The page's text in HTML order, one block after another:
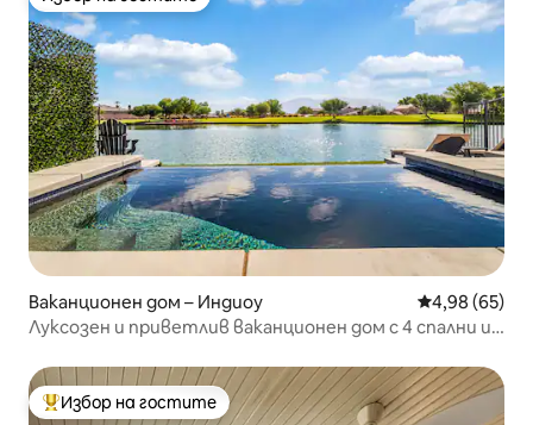
Избор на гостите
Ваканционен дом – Индиоу Средна
4,98 (65)
Луксозен и приветлив ваканционен дом с 4 спални и
Най-популярен избор на гостите
Избор на гостите